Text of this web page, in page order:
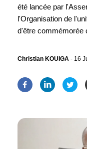
été lancée par
l'Organisation de
d'être commémorée
Christian KOUIGA - 16